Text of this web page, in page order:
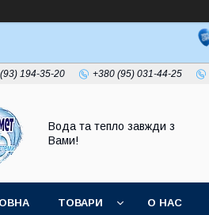
194-35-20 +380 (95) 031-44-25
Вода та тепло завжди з
Вами!
ТОВАРИ О НАС